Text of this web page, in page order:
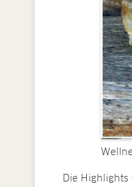
Die